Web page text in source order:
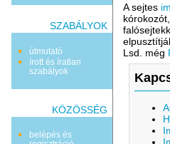
SZABÁLYOK
útmutató
írott és íratlan
szabályok
KÖZÖSSÉG
belépés és
A sejtes
Lsd. még